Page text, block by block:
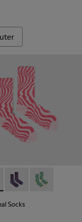
Socks -
Seasonal Socks -
Seasonal
Socks